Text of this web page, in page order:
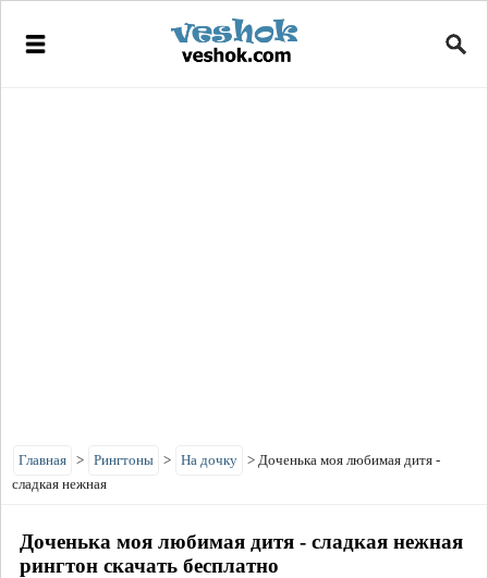
Главная > Рингтоны > На дочку > Доченька моя любимая дитя -
сладкая нежная
Доченька моя любимая дитя - сладкая нежная
рингтон скачать бесплатно